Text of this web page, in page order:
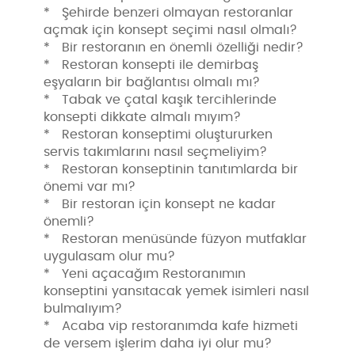
* Şehirde benzeri olmayan restoranlar
açmak için konsept seçimi nasıl olmalı?
* Bir restoranın en önemli özelliği nedir?
* Restoran konsepti ile demirbaş
eşyaların bir bağlantısı olmalı mı?
* Tabak ve çatal kaşık tercihlerinde
konsepti dikkate almalı mıyım?
* Restoran konseptimi oluştururken
servis takımlarını nasıl seçmeliyim?
* Restoran konseptinin tanıtımlarda bir
önemi var mı?
* Bir restoran için konsept ne kadar
önemli?
* Restoran menüsünde füzyon mutfaklar
uygulasam olur mu?
* Yeni açacağım Restoranımın
konseptini yansıtacak yemek isimleri nasıl
bulmalıyım?
* Acaba vip restoranımda kafe hizmeti
de versem işlerim daha iyi olur mu?